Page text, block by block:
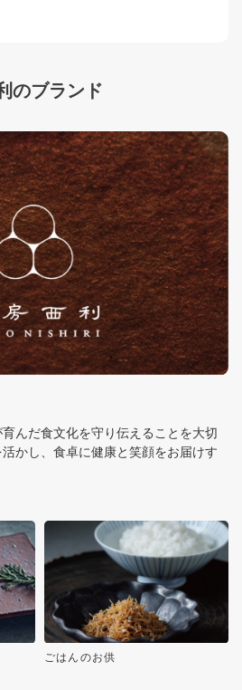
のブランド
んだ食文化を守り伝えることを大切
かし、食卓に健康と笑顔をお届けす
ごはんのお供